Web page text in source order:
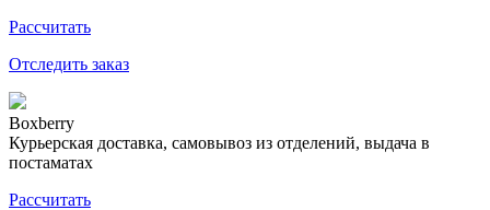
Рассчитать
Отследить заказ
Boxberry
Курьерская доставка, самовывоз из отделений, выдача в
постаматах
Рассчитать